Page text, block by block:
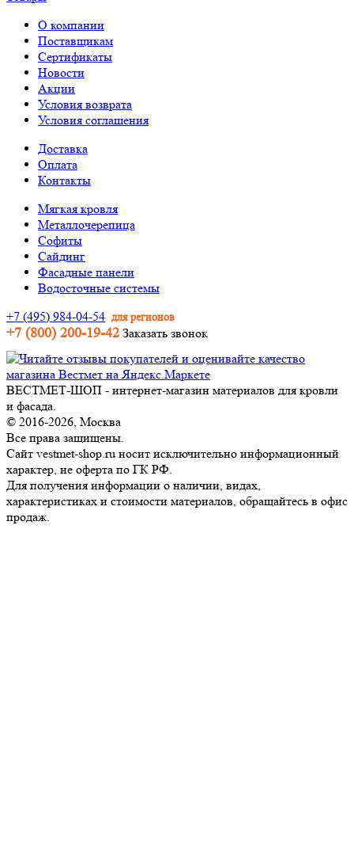
О компании
Поставщикам
Сертификаты
Новости
Акции
Условия возврата
Условия соглашения
Доставка
Оплата
Контакты
Мягкая кровля
Металлочерепица
Софиты
Сайдинг
Фасадные панели
Водосточные системы
+7 (495) 984-04-54 для регионов
+7 (800) 200-19-42 Заказать звонок
ВЕСТМЕТ-ШОП - интернет-магазин материалов для кровли
и фасада.
© 2016-2026, Москва
Все права защищены.
Сайт vestmet-shop.ru носит исключительно информационный
характер, не оферта по ГК РФ.
Для получения информации о наличии, видах,
характеристиках и стоимости материалов, обращайтесь в офис
продаж.